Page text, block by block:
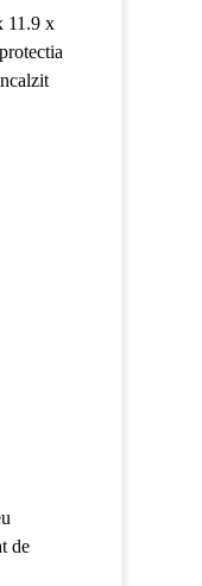
11.9 x
de